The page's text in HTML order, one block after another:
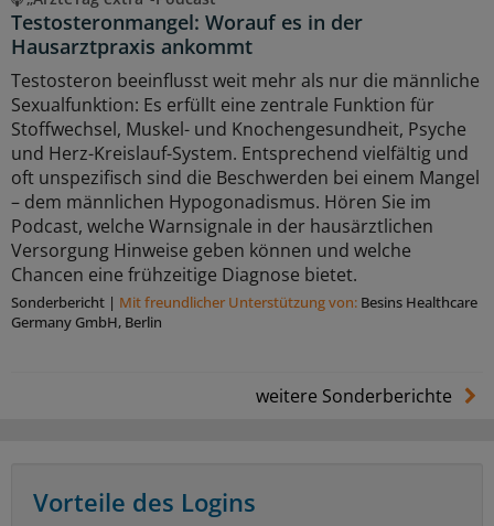
Testosteronmangel: Worauf es in der
Hausarztpraxis ankommt
Testosteron beeinflusst weit mehr als nur die männliche
Sexualfunktion: Es erfüllt eine zentrale Funktion für
Stoffwechsel, Muskel- und Knochengesundheit, Psyche
und Herz-Kreislauf-System. Entsprechend vielfältig und
oft unspezifisch sind die Beschwerden bei einem Mangel
– dem männlichen Hypogonadismus. Hören Sie im
Podcast, welche Warnsignale in der hausärztlichen
Versorgung Hinweise geben können und welche
Chancen eine frühzeitige Diagnose bietet.
Sonderbericht | Mit freundlicher Unterstützung von: Besins Healthcare
Germany GmbH, Berlin
weitere Sonderberichte
Vorteile des Logins